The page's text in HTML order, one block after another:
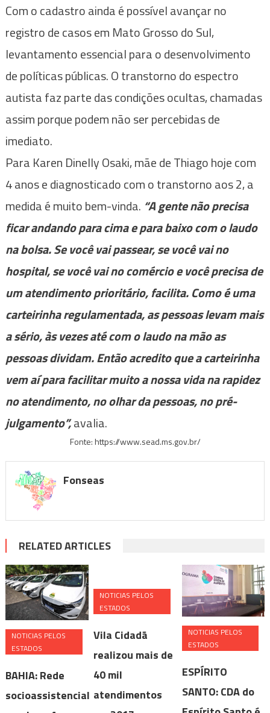
Com o cadastro ainda é possível avançar no
registro de casos em Mato Grosso do Sul,
levantamento essencial para o desenvolvimento
de políticas públicas. O transtorno do espectro
autista faz parte das condições ocultas, chamadas
assim porque podem não ser percebidas de
imediato.
Para Karen Dinelly Osaki, mãe de Thiago hoje com
4 anos e diagnosticado com o transtorno aos 2, a
medida é muito bem-vinda. “A gente não precisa
ficar andando para cima e para baixo com o laudo
na bolsa. Se você vai passear, se você vai no
hospital, se você vai no comércio e você precisa de
um atendimento prioritário, facilita. Como é uma
carteirinha regulamentada, as pessoas levam mais
a sério, às vezes até com o laudo na mão as
pessoas dividam. Então acredito que a carteirinha
vem aí para facilitar muito a nossa vida na rapidez
no atendimento, no olhar da pessoas, no pré-
julgamento”,avalia.
Fonte: https://www.sead.ms.gov.br/
Fonseas
RELATED ARTICLES
NOTICIAS PELOS
ESTADOS
BAHIA: Rede
socioassistencial
NOTICIAS PELOS
ESTADOS
Vila Cidadã
realizou mais de
40 mil
atendimentos
NOTICIAS PELOS
ESTADOS
ESPÍRITO
SANTO: CDA do